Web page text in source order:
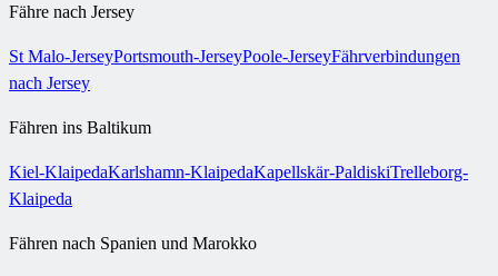
Fähre nach Jersey
St Malo-JerseyPortsmouth-JerseyPoole-JerseyFährverbindungen
nach Jersey
Fähren ins Baltikum
Kiel-KlaipedaKarlshamn-KlaipedaKapellskär-PaldiskiTrelleborg-
Klaipeda
Fähren nach Spanien und Marokko